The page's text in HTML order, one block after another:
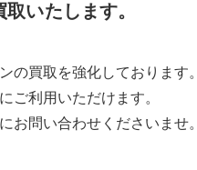
いたします。
の買取を強化しております。
ご利用いただけます。
お問い合わせくださいませ。